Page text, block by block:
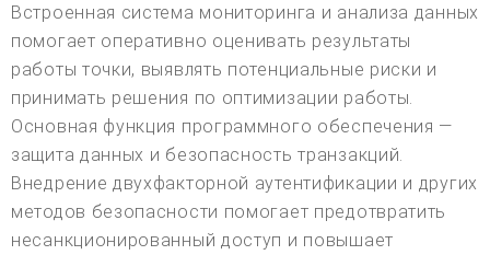
Встроенная система мониторинга и анализа данных
помогает оперативно оценивать результаты
работы точки, выявлять потенциальные риски и
принимать решения по оптимизации работы.
Основная функция программного обеспечения —
защита данных и безопасность транзакций.
Внедрение двухфакторной аутентификации и других
методов безопасности помогает предотвратить
несанкционированный доступ и повышает